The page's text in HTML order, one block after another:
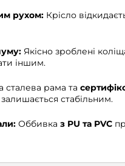
рухом: Крісло
Якісно зроблені
іншим.
сталева рама та
стабільним.
Оббивка з PU та PVC